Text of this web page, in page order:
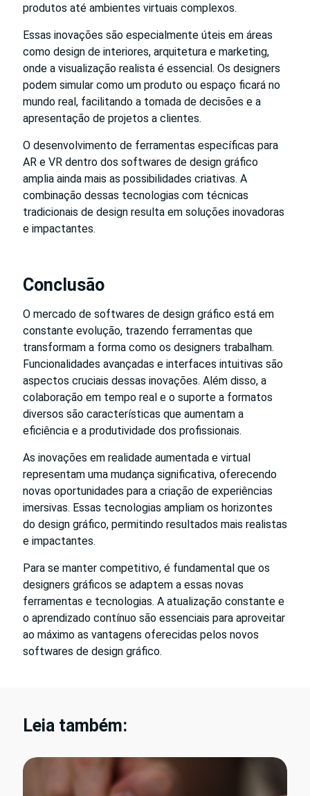
produtos até ambientes virtuais complexos.
Essas inovações são especialmente úteis em áreas
como design de interiores, arquitetura e marketing,
onde a visualização realista é essencial. Os designers
podem simular como um produto ou espaço ficará no
mundo real, facilitando a tomada de decisões e a
apresentação de projetos a clientes.
O desenvolvimento de ferramentas específicas para
AR e VR dentro dos softwares de design gráfico
amplia ainda mais as possibilidades criativas. A
combinação dessas tecnologias com técnicas
tradicionais de design resulta em soluções inovadoras
e impactantes.
Conclusão
O mercado de softwares de design gráfico está em
constante evolução, trazendo ferramentas que
transformam a forma como os designers trabalham.
Funcionalidades avançadas e interfaces intuitivas são
aspectos cruciais dessas inovações. Além disso, a
colaboração em tempo real e o suporte a formatos
diversos são características que aumentam a
eficiência e a produtividade dos profissionais.
As inovações em realidade aumentada e virtual
representam uma mudança significativa, oferecendo
novas oportunidades para a criação de experiências
imersivas. Essas tecnologias ampliam os horizontes
do design gráfico, permitindo resultados mais realistas
e impactantes.
Para se manter competitivo, é fundamental que os
designers gráficos se adaptem a essas novas
ferramentas e tecnologias. A atualização constante e
o aprendizado contínuo são essenciais para aproveitar
ao máximo as vantagens oferecidas pelos novos
softwares de design gráfico.
Leia também: